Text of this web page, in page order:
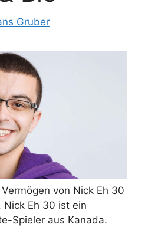
Gruber
von Nick Eh 30
Nick Eh 30 ist ein
Spieler aus Kanada.